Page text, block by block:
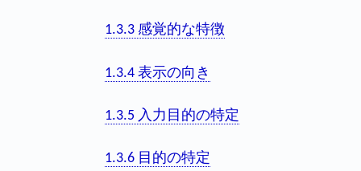
1.3.3 感覚的な特徴
1.3.4 表示の向き
1.3.5 入力目的の特定
1.3.6 目的の特定